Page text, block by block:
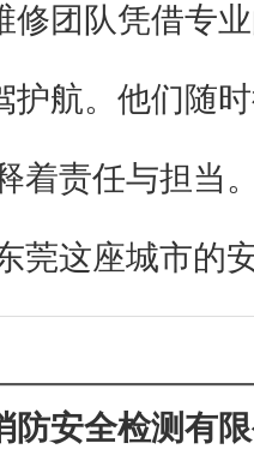
修团队凭借专
护航。他们随
着责任与担当
莞这座城市的
防安全检测有